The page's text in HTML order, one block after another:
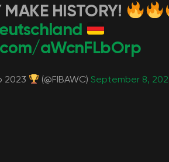
HISTORY!
aWcnFLbOrp
2023 (@FIBAWC)September 8,